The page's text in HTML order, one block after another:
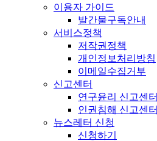
이용자 가이드
발간물구독안내
서비스정책
저작권정책
개인정보처리방침
이메일수집거부
신고센터
연구윤리 신고센터
인권침해 신고센터
뉴스레터 신청
신청하기